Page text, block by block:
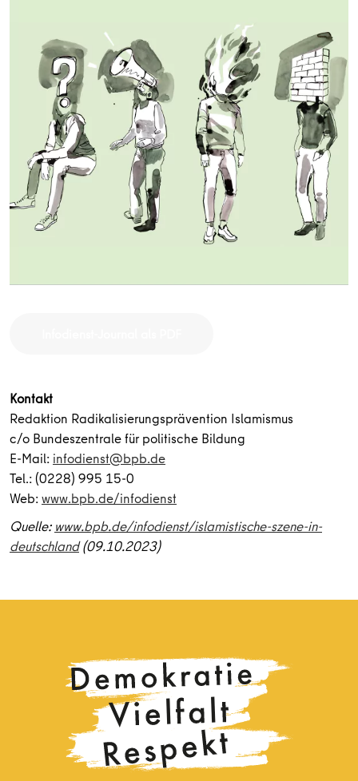
Kontakt
Redaktion Radikalisierungsprävention Islamismus
c/o Bundeszentrale für politische Bildung
E-Mail: infodienst@bpb.de
Tel.: (0228) 995 15-0
Web:www.bpb.de/infodienst
Quelle: www.bpb.de/infodienst/islamistische-szene-in-
deutschland(09.10.2023)